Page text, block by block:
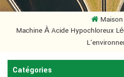
Maison
Machine À Acide Hypochloreux
Catégories